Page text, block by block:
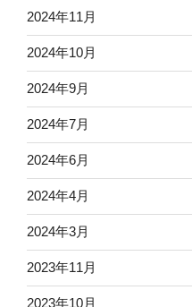
2024年11月
2024年10月
2024年9月
2024年7月
2024年6月
2024年4月
2024年3月
2023年11月
2023年10月